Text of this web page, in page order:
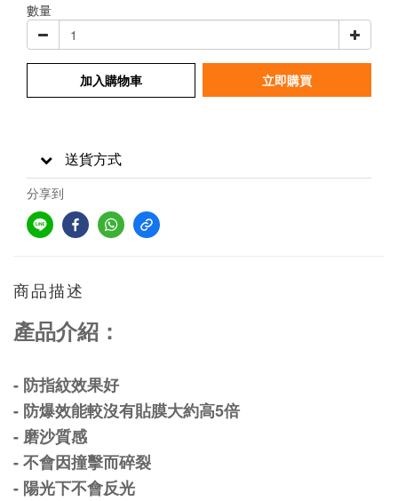
數量
加入購物車 立即購買
送貨方式
分享到
商品描述
產品介紹：
- 防指紋效果好
- 防爆效能較沒有貼膜大約高5倍
- 磨沙質感
- 不會因撞擊而碎裂
- 陽光下不會反光